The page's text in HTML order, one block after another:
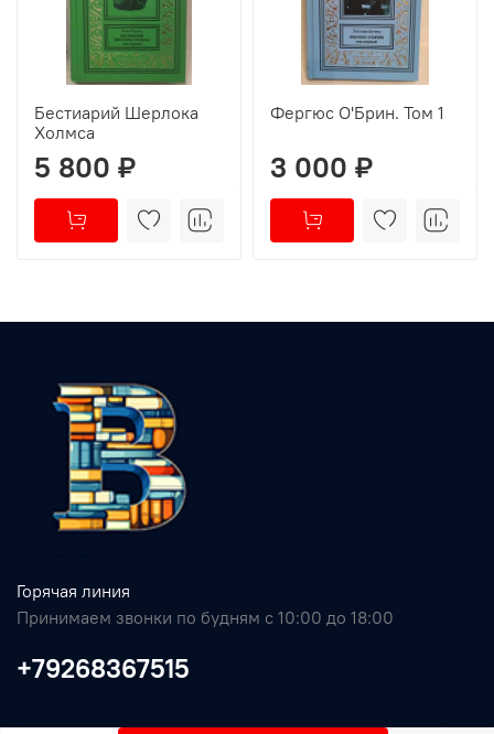
Бестиарий Шерлока
Холмса
5 800 ₽
Фергюс О'Брин. Том 1
3 000 ₽
Горячая линия
Принимаем звонки по будням с 10:00 до 18:00
+79268367515